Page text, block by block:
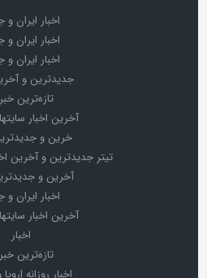
اخبار ایران و
اخبار ایران و
اخبار ایران و
جدیدترین و
تازه‌ترین
آخرین اخبار
خرین و
تیتر جدیدترین و آخرین
آخرین و
اخبار ایران و
آخرین اخبار
اخبار
تازه‌ترین
اخبار روزانه